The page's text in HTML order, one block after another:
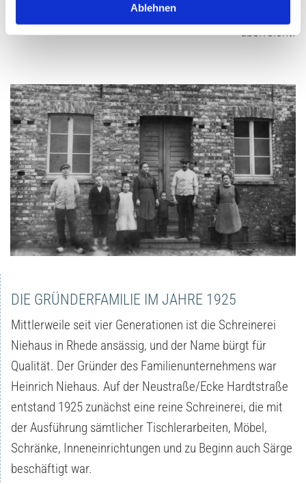
Ablehnen
bekam vor 2 Monaten den „Goldenen Meisterbrief“
überreicht.
DIE GRÜNDERFAMILIE IM JAHRE 1925
Mittlerweile seit vier Generationen ist die Schreinerei
Niehaus in Rhede ansässig, und der Name bürgt für
Qualität. Der Gründer des Familienunternehmens war
Heinrich Niehaus. Auf der Neustraße/Ecke Hardtstraße
entstand 1925 zunächst eine reine Schreinerei, die mit
der Ausführung sämtlicher Tischlerarbeiten, Möbel,
Schränke, Inneneinrichtungen und zu Beginn auch Särge
beschäftigt war.